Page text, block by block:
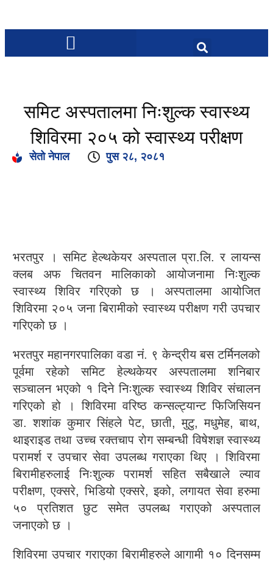
समिट अस्पतालमा निःशुल्क स्वास्थ्य
शिविरमा २०५ को स्वास्थ्य परीक्षण
सेतो नेपाल पुस २८, २०८१
भरतपुर । समिट हेल्थकेयर अस्पताल प्रा.लि. र लायन्स
क्लब अफ चितवन मालिकाको आयोजनामा निःशुल्क
स्वास्थ्य शिविर गरिएको छ । अस्पतालमा आयोजित
शिविरमा २०५ जना बिरामीको स्वास्थ्य परीक्षण गरी उपचार
गरिएको छ ।
भरतपुर महानगरपालिका वडा नं. ९ केन्द्रीय बस टर्मिनलको
पूर्वमा रहेको समिट हेल्थकेयर अस्पतालमा शनिबार
सञ्चालन भएको १ दिने निःशुल्क स्वास्थ्य शिविर संचालन
गरिएको हो । शिविरमा वरिष्ठ कन्सल्ट्यान्ट फिजिसियन
डा. शशांक कुमार सिंहले पेट, छाती, मुटु, मधुमेह, बाथ,
थाइराइड तथा उच्च रक्तचाप रोग सम्बन्धी विषेशज्ञ स्वास्थ्य
परामर्श र उपचार सेवा उपलब्ध गराएका थिए । शिविरमा
बिरामीहरुलाई निःशुल्क परामर्श सहित सबैखाले ल्याव
परीक्षण, एक्सरे, भिडियो एक्सरे, इको, लगायत सेवा हरुमा
५० प्रतिशत छुट समेत उपलब्ध गराएको अस्पताल
जनाएको छ ।
शिविरमा उपचार गराएका बिरामीहरुले आगामी १० दिनसम्म